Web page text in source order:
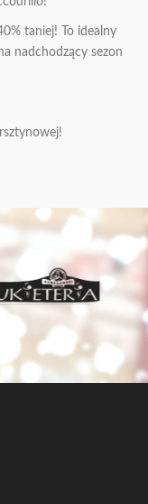
taniej! To idealny
nadchodzący sezon